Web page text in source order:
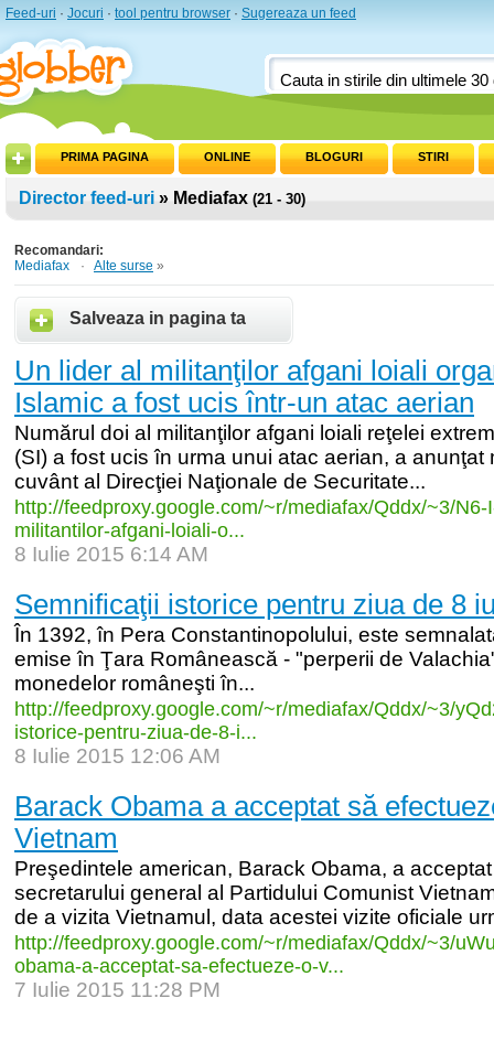
Feed-uri · Jocuri · tool pentru browser · Sugereaza un feed
PRIMA PAGINA ONLINE BLOGURI STIRI
Director feed-uri » Mediafax (21 - 30)
Recomandari:
Mediafax
· Alte surse »
Salveaza in pagina ta
Un lider al militanţilor afgani loiali
Islamic a fost ucis într-un atac aerian
Numărul doi al militanţilor afgani loiali reţelei
(SI) a fost ucis în urma unui atac aerian, a anunţat
cuvânt al Direcţiei Naţionale de Securitate...
http://feedproxy.google.com/~r/mediafax/Qddx/~3/N6-
militantilor-afgani- loiali-o...
8 Iulie 2015 6:14 AM
Semnificaţii istorice pentru ziua de 8
În 1392, în Pera Constantinopolului, este
emise în Ţara Românească - "perperii de
monedelor româneşti în...
http://feedproxy.google.com/~r/mediafax/Qddx/~3/
istorice-pentru-ziua-de-8-i...
8 Iulie 2015 12:06 AM
Barack Obama a acceptat să
Vietnam
Preşedintele american, Barack Obama, a
secretarului general al Partidului Comunist
de a vizita Vietnamul, data acestei vizite oficiale
http://feedproxy.google.com/~r/mediafax/Qddx/~3/
obama-a-acceptat-sa-efectueze-o-v...
7 Iulie 2015 11:28 PM